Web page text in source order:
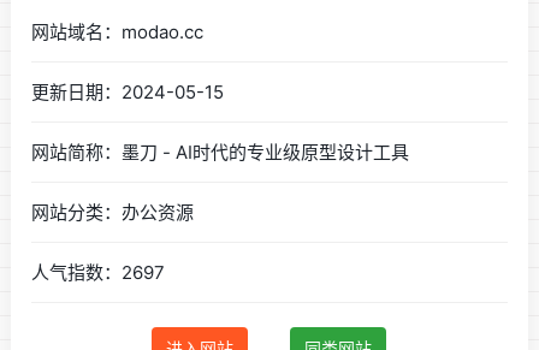
网站域名：modao.cc
更新日期：2024-05-15
网站简称：墨刀 - AI时代的专业级原型设计工具
网站分类：办公资源
人气指数：2697